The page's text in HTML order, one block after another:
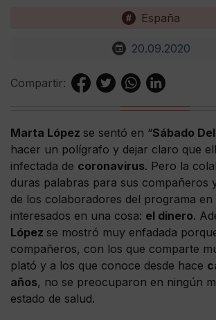
España
20.09.2020
Compartir:
Marta López se sentó en “Sábado
hacer un polígrafo y dejar claro que
infectada de coronavirus. Pero la
duras palabras para sus compañeros
de los colaboradores del programa en
interesados en una cosa: el dinero.
López se mostró muy enfadada
compañeros, con los que comparte
plató y a los que conoce desde hace
años, no se preocuparon en ningún
estado de salud.